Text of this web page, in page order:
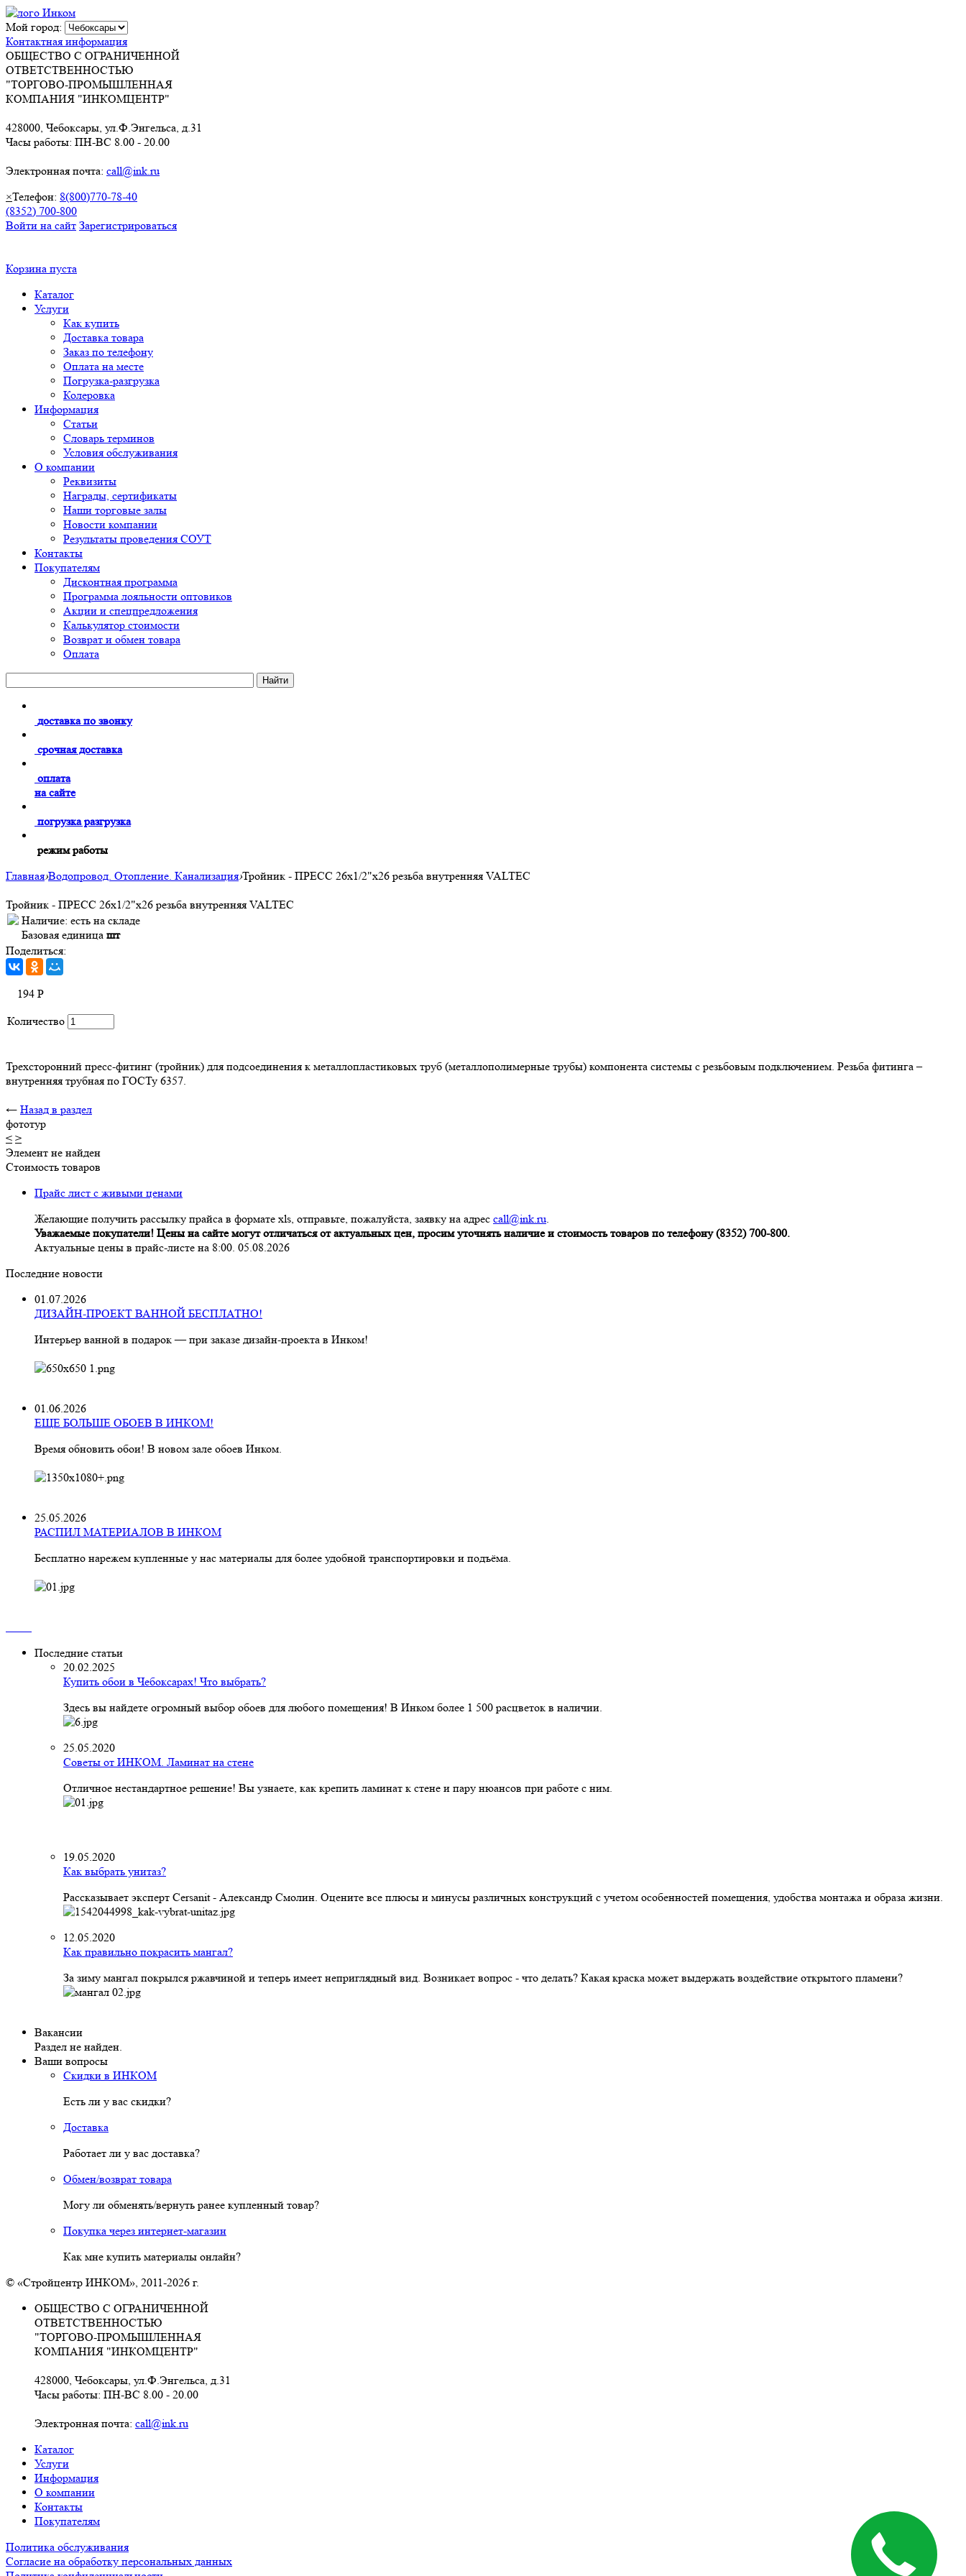
Мой город:
Контактная информация
ОБЩЕСТВО С ОГРАНИЧЕННОЙ
ОТВЕТСТВЕННОСТЬЮ
"ТОРГОВО-ПРОМЫШЛЕННАЯ
КОМПАНИЯ "ИНКОМЦЕНТР"
428000, Чебоксары, ул.Ф.Энгельса, д.31
Часы работы: ПН-ВС 8.00 - 20.00
Электронная почта: call@ink.ru
×Телефон: 8(800)770-78-40
(8352) 700-800
Войти на сайт Зарегистрироваться
Корзина пуста
Каталог
Услуги
Как купить
Доставка товара
Заказ по телефону
Оплата на месте
Погрузка-разгрузка
Колеровка
Информация
Статьи
Словарь терминов
Условия обслуживания
О компании
Реквизиты
Награды, сертификаты
Наши торговые залы
Новости компании
Результаты проведения СОУТ
Контакты
Покупателям
Дисконтная программа
Программа лояльности оптовиков
Акции и спецпредложения
Калькулятор стоимости
Возврат и обмен товара
Оплата
доставка по звонку
срочная доставка
оплата
на сайте
погрузка разгрузка
режим работы
Главная›Водопровод. Отопление. Канализация›Тройник - ПРЕСС 26х1/2"х26 резьба внутренняя VALTEC
Тройник - ПРЕСС 26х1/2"х26 резьба внутренняя VALTEC
Наличие: есть на складе
Базовая единица шт
Поделиться:
194 Р
Количество
Трехсторонний пресс-фитинг (тройник) для подсоединения к металлопластиковых труб (металлополимерные трубы) компонента системы с резьбовым подключением. Резьба фитинга –
внутренняя трубная по ГОСТу 6357.
← Назад в раздел
фототур
< >
Элемент не найден
Стоимость товаров
Прайс лист с живыми ценами
Желающие получить рассылку прайса в формате xls, отправьте, пожалуйста, заявку на адрес call@ink.ru.
Уважаемые покупатели! Цены на сайте могут отличаться от актуальных цен, просим уточнять наличие и стоимость товаров по телефону (8352) 700-800.
Актуальные цены в прайс-листе на 8:00. 05.08.2026
Последние новости
01.07.2026
ДИЗАЙН-ПРОЕКТ ВАННОЙ БЕСПЛАТНО!
Интерьер ванной в подарок — при заказе дизайн‑проекта в Инком!
01.06.2026
ЕЩЕ БОЛЬШЕ ОБОЕВ В ИНКОМ!
Время обновить обои! В новом зале обоев Инком.
25.05.2026
РАСПИЛ МАТЕРИАЛОВ В ИНКОМ
Бесплатно нарежем купленные у нас материалы для более удобной транспортировки и подъёма.
Последние статьи
20.02.2025
Купить обои в Чебоксарах! Что выбрать?
Здесь вы найдете огромный выбор обоев для любого помещения! В Инком более 1 500 расцветок в наличии.
25.05.2020
Советы от ИНКОМ. Ламинат на стене
Отличное нестандартное решение! Вы узнаете, как крепить ламинат к стене и пару нюансов при работе с ним.
19.05.2020
Как выбрать унитаз?
Рассказывает эксперт Cersanit - Александр Смолин. Оцените все плюсы и минусы различных конструкций с учетом особенностей помещения, удобства монтажа и образа жизни.
12.05.2020
Как правильно покрасить мангал?
За зиму мангал покрылся ржавчиной и теперь имеет неприглядный вид. Возникает вопрос - что делать? Какая краска может выдержать воздействие открытого пламени?
Вакансии
Раздел не найден.
Ваши вопросы
Скидки в ИНКОМ
Есть ли у вас скидки?
Доставка
Работает ли у вас доставка?
Обмен/возврат товара
Могу ли обменять/вернуть ранее купленный товар?
Покупка через интернет-магазин
Как мне купить материалы онлайн?
© «Стройцентр ИНКОМ», 2011-2026 г.
ОБЩЕСТВО С ОГРАНИЧЕННОЙ
ОТВЕТСТВЕННОСТЬЮ
"ТОРГОВО-ПРОМЫШЛЕННАЯ
КОМПАНИЯ "ИНКОМЦЕНТР"
428000, Чебоксары, ул.Ф.Энгельса, д.31
Часы работы: ПН-ВС 8.00 - 20.00
Электронная почта: call@ink.ru
Каталог
Услуги
Информация
О компании
Контакты
Покупателям
Политика обслуживания
Согласие на обработку персональных данных